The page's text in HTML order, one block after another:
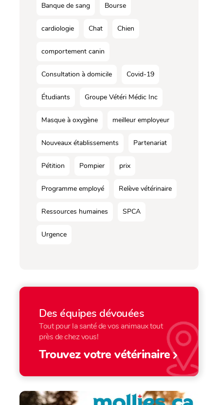
Banque de sang Bourse
cardiologie Chat Chien
comportement canin
Consultation à domicile Covid-19
Étudiants Groupe Vétéri Médic Inc
Masque à oxygène meilleur employeur
Nouveaux établissements Partenariat
Pétition Pompier prix
Programme employé Relève vétérinaire
Ressources humaines SPCA
Urgence
Des équipes dévouées
Tout pour la santé de vos animaux tout
près de chez vous!
Trouvez votre vétérinaire